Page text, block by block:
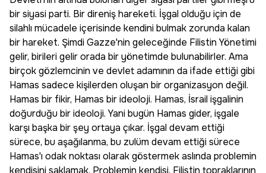
bir siyasi parti. Bir direniş hareketi. İşgal olduğu için de
silahlı mücadele içerisinde kendini bulmak zorunda kalan
bir hareket. Şimdi Gazze'nin geleceğinde Filistin Yönetimi
gelir, birileri gelir orada bir yönetimde bulunabilirler. Ama
birçok gözlemcinin ve devlet adamının da ifade ettiği gibi
Hamas sadece kişilerden oluşan bir organizasyon değil.
Hamas bir fikir, Hamas bir ideoloji. Hamas, İsrail işgalinin
doğurduğu bir ideoloji. Yani bugün Hamas gider, işgale
karşı başka bir şey ortaya çıkar. İşgal devam ettiği
sürece, bu aşağılanma, bu zulüm devam ettiği sürece
Hamas'ı odak noktası olarak göstermek aslında problemin
kendisini saklamak. Problemin kendisi, Filistin topraklarının